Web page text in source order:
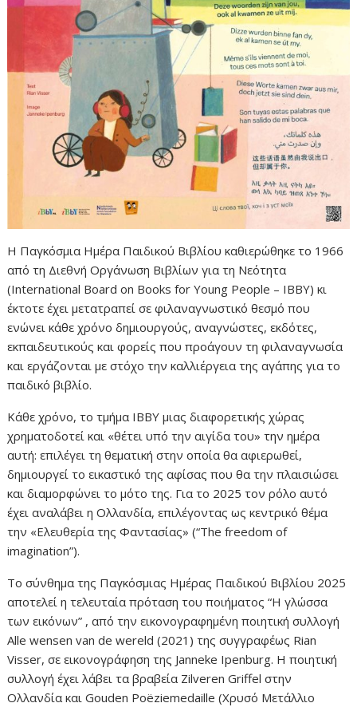
Η Παγκόσμια Ημέρα Παιδικού Βιβλίου καθιερώθηκε το 1966
από τη Διεθνή Οργάνωση Βιβλίων για τη Νεότητα
(International Board on Books for Young People – ΙΒΒΥ) κι
έκτοτε έχει μετατραπεί σε φιλαναγνωστικό θεσμό που
ενώνει κάθε χρόνο δημιουργούς, αναγνώστες, εκδότες,
εκπαιδευτικούς και φορείς που προάγουν τη φιλαναγνωσία
και εργάζονται με στόχο την καλλιέργεια της αγάπης για το
παιδικό βιβλίο.
Κάθε χρόνο, το τμήμα IBBY μιας διαφορετικής χώρας
χρηματοδοτεί και «θέτει υπό την αιγίδα του» την ημέρα
αυτή: επιλέγει τη θεματική στην οποία θα αφιερωθεί,
δημιουργεί το εικαστικό της αφίσας που θα την πλαισιώσει
και διαμορφώνει το μότο της. Για το 2025 τον ρόλο αυτό
έχει αναλάβει η Ολλανδία, επιλέγοντας ως κεντρικό θέμα
την «Ελευθερία της Φαντασίας» (“The freedom of
imagination”).
Το σύνθημα της Παγκόσμιας Ημέρας Παιδικού Βιβλίου 2025
αποτελεί η τελευταία πρόταση του ποιήματος “Η γλώσσα
των εικόνων” , από την εικονογραφημένη ποιητική συλλογή
Alle wensen van de wereld (2021) της συγγραφέως Rian
Visser, σε εικονογράφηση της Janneke Ipenburg. Η ποιητική
συλλογή έχει λάβει τα βραβεία Zilveren Griffel στην
Ολλανδία και Gouden Poëziemedaille (Χρυσό Μετάλλιο